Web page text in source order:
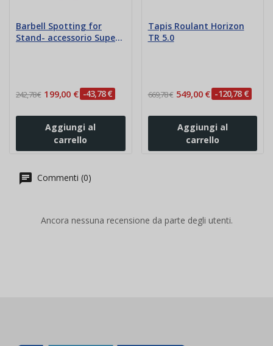
Barbell Spotting for
Stand- accessorio Super
242,78 € 199,00 € -43,78 €
Aggiungi al
carrello
Tapis Roulant Horizon
TR 5.0
669,78 € 549,00 € -120,78 €
Aggiungi al
carrello
Commenti (0)
Ancora nessuna recensione da parte degli utenti.